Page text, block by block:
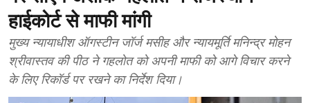
हाईकोर्ट से माफी मांगी
मुख्य न्यायाधीश ऑगस्टीन जॉर्ज मसीह और न्यायमूर्ति मनिन्द्र मोहन
श्रीवास्तव की पीठ ने गहलोत को अपनी माफी को आगे विचार करने
के लिए रिकॉर्ड पर रखने का निर्देश दिया।